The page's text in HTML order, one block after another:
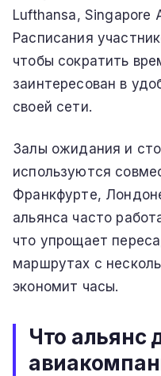
Lufthansa, Singapore
Расписания
чтобы сократить
заинтересован в
своей сети.
Залы ожидания и
используются
Франкфурте,
альянса часто
что упрощает
маршрутах с
экономит часы.
Что альянс